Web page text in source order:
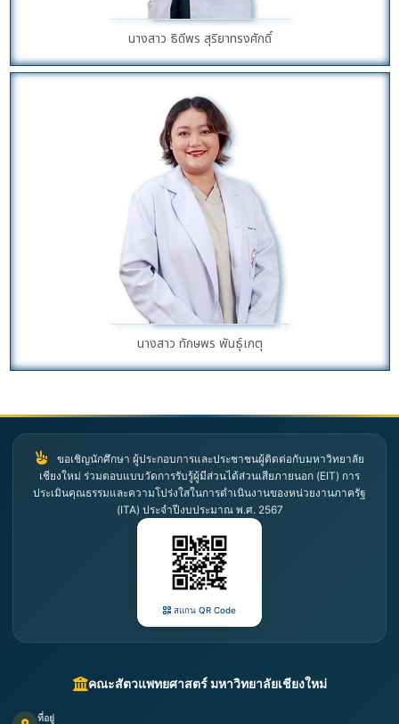
นางสาว ธิดีพร สุริยาทรงศักดิ์
นางสาว ทักษพร พันธุ์เกตุ
ขอเชิญนักศึกษา ผู้ประกอบการและประชาชนผู้ติดต่อกับมหาวิทยาลัย
เชียงใหม่ ร่วมตอบแบบวัดการรับรู้ผู้มีส่วนได้ส่วนเสียภายนอก (EIT) การ
ประเมินคุณธรรมและความโปร่งใสในการดำเนินงานของหน่วยงานภาครัฐ
(ITA) ประจำปีงบประมาณ พ.ศ. 2567
สแกน QR Code
คณะสัตวแพทยศาสตร์ มหาวิทยาลัยเชียงใหม่
ที่อยู่